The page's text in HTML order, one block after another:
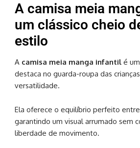
A camisa meia
um clássico cheio
estilo
A camisa meia manga infantil é
destaca no guarda-roupa das
versatilidade.
Ela oferece o equilíbrio perfeito
garantindo um visual arrumado sem
liberdade de movimento.